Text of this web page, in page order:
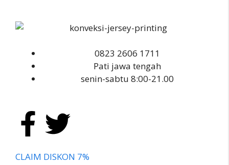
0823 2606 1711
Pati jawa tengah
senin-sabtu 8:00-21.00
CLAIM DISKON 7%